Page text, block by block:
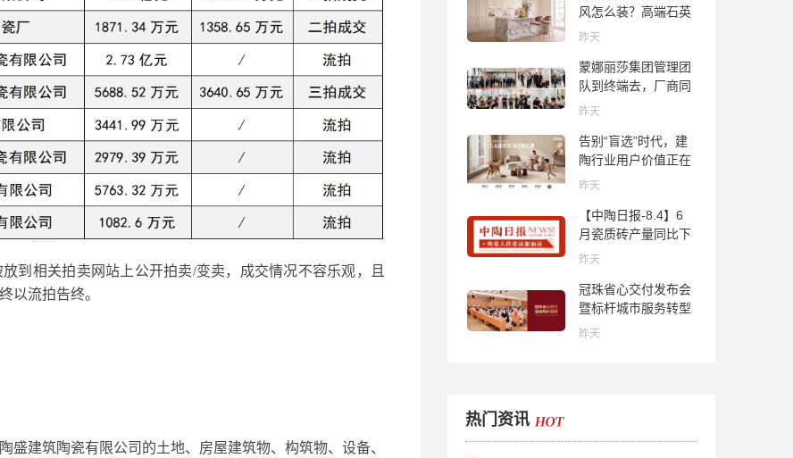
到相关拍卖网站上公开拍卖/变卖，成交情况不容乐观，且
以流拍告终。
盛建筑陶瓷有限公司的土地、房屋建筑物、构筑物、设备、
风怎么装？高端石英
石品牌法萨石，打造
昨天
蒙娜丽莎集团管理团
队到终端去，厂商同
心找到市场的答案
昨天
告别“盲选”时代，建
陶行业用户价值正在
被改写！
昨天
【中陶日报-8.4】6
月瓷质砖产量同比下
降超10％；2家中国
ARCHIDEX 2026石
材展；东鹏已斥资
4852万回购股份；方
昨天
冠珠省心交付发布会
暨标杆城市服务转型
集训会圆满举行
昨天
热门资讯